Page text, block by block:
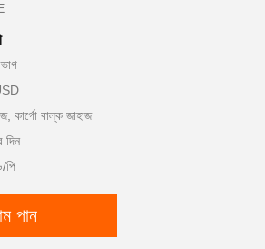
কার্গো বাল্ক জাহাজ
দিন
পি
পান